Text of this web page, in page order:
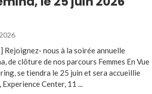
nous à la soirée annuelle
de clôture de nos parcours Femmes En Vue
se tiendra le 25 juin et sera accueillie
Experience Center, 11 ...